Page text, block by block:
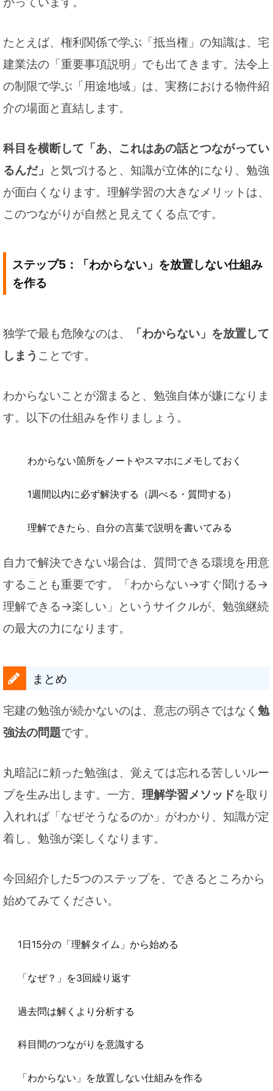
たとえば、権利関係で学ぶ「抵当権」の知識は、宅
建業法の「重要事項説明」でも出てきます。法令上
の制限で学ぶ「用途地域」は、実務における物件紹
介の場面と直結します。
科目を横断して「あ、これはあの話とつながってい
るんだ」 と気づけると、知識が立体的になり、勉強
が面白くなります。理解学習の大きなメリットは、
このつながりが自然と見えてくる点です。
ステップ5：「わからない」を放置しない仕組み
を作る
独学で最も危険なのは、
「わからない」を放置して
しまう ことです。
わからないことが溜まると、勉強自体が嫌になりま
す。以下の仕組みを作りましょう。
わからない箇所をノートやスマホにメモしておく
1週間以内に必ず解決する（調べる・質問する）
理解できたら、自分の言葉で説明を書いてみる
自力で解決できない場合は、質問できる環境を用意
することも重要です。「わからない→すぐ聞ける→
理解できる→楽しい」というサイクルが、勉強継続
の最大の力になります。
まとめ
宅建の勉強が続かないのは、意志の弱さではなく 勉
強法の問題です。
丸暗記に頼った勉強は、覚えては忘れる苦しいルー
プを生み出します。一方、 理解学習メソッドを取り
入れれば「なぜそうなるのか」がわかり、知識が定
着し、勉強が楽しくなります。
今回紹介した5つのステップを、できるところから
始めてみてください。
1日15分の「理解タイム」から始める
「なぜ？」を3回繰り返す
過去問は解くより分析する
科目間のつながりを意識する
「わからない」を放置しない仕組みを作る